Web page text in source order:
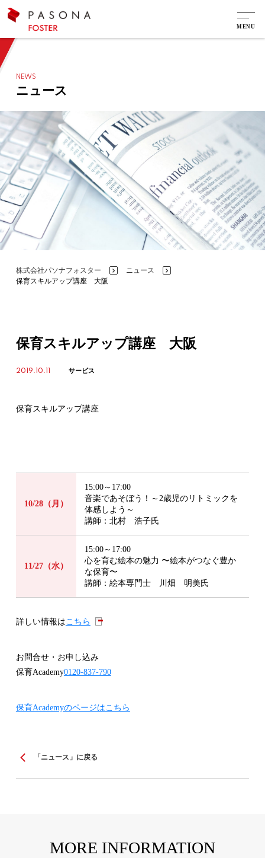
NEWS
ニュース
株式会社パソナフォスター >ニュース
保育スキルアップ講座 大阪
保育スキルアップ講座 大阪
2019.10.11 サービス
保育スキルアップ講座
10/28（月）
15:00～17:00
音楽であそぼう！～2歳児のリトミックを
体感しよう～
講師：北村 浩子氏
11/27（水）
15:00～17:00
心を育む絵本の魅力 〜絵本がつなぐ豊か
な保育〜
講師：絵本専門士 川畑 明美氏
詳しい情報は こちら
お問合せ・お申し込み
保育Academy0120-837-790
保育Academyのページはこちら
「ニュース」に戻る
MORE INFORMATION